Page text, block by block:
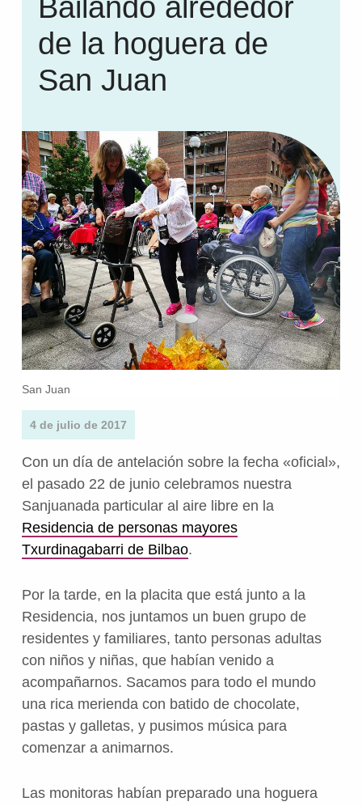
Bailando alrededor
de la hoguera de
San Juan
San Juan
4 de julio de 2017
Con un día de antelación sobre la fecha «oficial»,
el pasado 22 de junio celebramos nuestra
Sanjuanada particular al aire libre en la
Residencia de personas mayores
Txurdinagabarri de Bilbao.
Por la tarde, en la placita que está junto a la
Residencia, nos juntamos un buen grupo de
residentes y familiares, tanto personas adultas
con niños y niñas, que habían venido a
acompañarnos. Sacamos para todo el mundo
una rica merienda con batido de chocolate,
pastas y galletas, y pusimos música para
comenzar a animarnos.
Las monitoras habían preparado una hoguera